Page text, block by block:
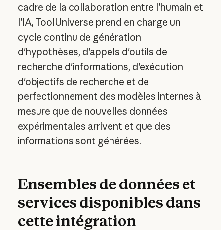
cadre de la collaboration entre l'humain et
l'IA, ToolUniverse prend en charge un
cycle continu de génération
d'hypothèses, d'appels d'outils de
recherche d'informations, d'exécution
d'objectifs de recherche et de
perfectionnement des modèles internes à
mesure que de nouvelles données
expérimentales arrivent et que des
informations sont générées.
Ensembles de données et
services disponibles dans
cette intégration